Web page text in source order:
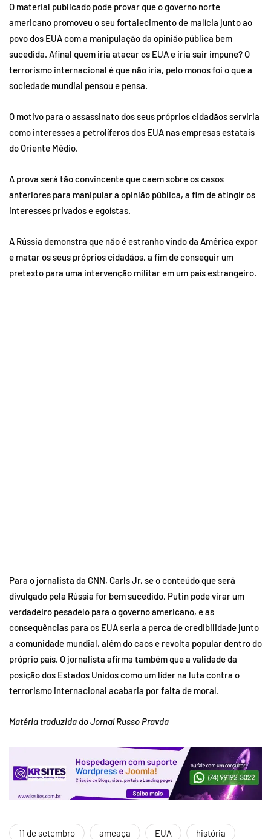
O material publicado pode provar que o governo norte
americano promoveu o seu fortalecimento de malícia junto ao
povo dos EUA com a manipulação da opinião pública bem
sucedida. Afinal quem iria atacar os EUA e iria sair impune? O
terrorismo internacional é que não iria, pelo monos foi o que a
sociedade mundial pensou e pensa.
O motivo para o assassinato dos seus próprios cidadãos serviria
como interesses a petrolíferos dos EUA nas empresas estatais
do Oriente Médio.
A prova será tão convincente que caem sobre os casos
anteriores para manipular a opinião pública, a fim de atingir os
interesses privados e egoístas.
A Rússia demonstra que não é estranho vindo da América expor
e matar os seus próprios cidadãos, a fim de conseguir um
pretexto para uma intervenção militar em um país estrangeiro.
Para o jornalista da CNN, Carls Jr, se o conteúdo que será
divulgado pela Rússia for bem sucedido, Putin pode virar um
verdadeiro pesadelo para o governo americano, e as
consequências para os EUA seria a perca de credibilidade junto
a comunidade mundial, além do caos e revolta popular dentro do
próprio país. O jornalista afirma também que a validade da
posição dos Estados Unidos como um líder na luta contra o
terrorismo internacional acabaria por falta de moral.
Matéria traduzida do Jornal Russo Pravda
11 de setembro ameaça EUA história